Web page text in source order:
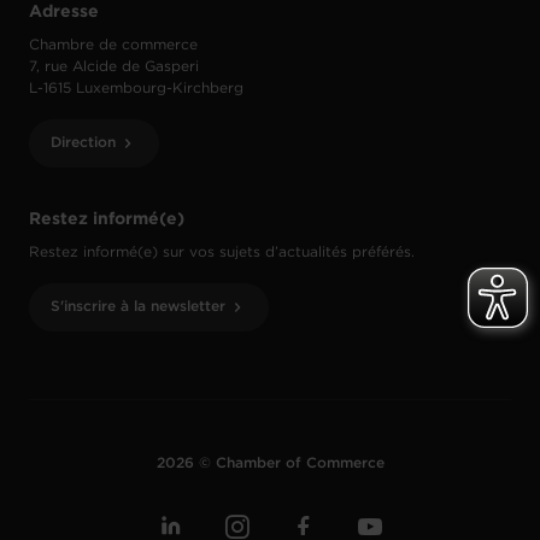
Restez informé(e)
Restez informé(e) sur vos sujets d’actualités préférés.
S'inscrire à la newsletter
Adresse
Chambre de commerce
7, rue Alcide de Gasperi
L-1615 Luxembourg-Kirchberg
Direction
2026 © Chamber of Commerce